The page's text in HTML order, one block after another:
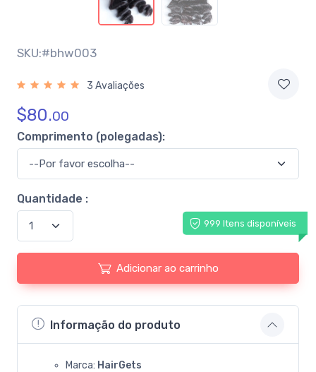
SKU:#bhw003
3 Avaliações
$80.00
Comprimento (polegadas):
Quantidade :
999 Itens disponíveis
Adicionar ao carrinho
Informação do produto
Marca: HairGets